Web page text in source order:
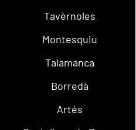
Tavèrnoles
Montesquiu
Talamanca
Borredà
Artés